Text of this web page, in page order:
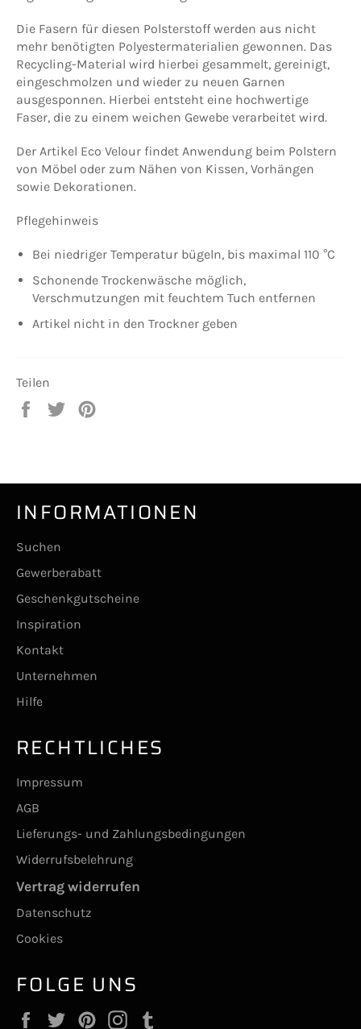
Die Fasern für diesen Polsterstoff werden aus nicht
mehr benötigten Polyestermaterialien gewonnen. Das
Recycling-Material wird hierbei gesammelt, gereinigt,
eingeschmolzen und wieder zu neuen Garnen
ausgesponnen. Hierbei entsteht eine hochwertige
Faser, die zu einem weichen Gewebe verarbeitet wird.
Der Artikel Eco Velour findet Anwendung beim Polstern
von Möbel oder zum Nähen von Kissen, Vorhängen
sowie Dekorationen.
Pflegehinweis
Bei niedriger Temperatur bügeln, bis maximal 110 °C
Schonende Trockenwäsche möglich,
Verschmutzungen mit feuchtem Tuch entfernen
Artikel nicht in den Trockner geben
Teilen
Auf
Auf
INFORMATIONEN
Suchen
Gewerberabatt
Geschenkgutscheine
Inspiration
Kontakt
Unternehmen
Hilfe
RECHTLICHES
Impressum
AGB
Lieferungs- und Zahlungsbedingungen
Widerrufsbelehrung
Vertrag widerrufen
Datenschutz
Cookies
FOLGE UNS
FacebookTwitterPinterestInstagram